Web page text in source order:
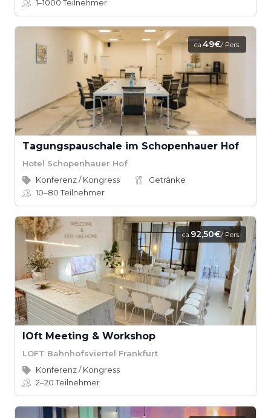
1–1000Teilnehmer
ca.49€/ Pers.
Tagungspauschale im Schopenhauer Hof
Hotel Schopenhauer Hof
Konferenz / Kongress
Getränke
10–80Teilnehmer
ca.92,50€/ Pers.
lOft Meeting & Workshop
LOFT Bahnhofsviertel Frankfurt
Konferenz / Kongress
2–20Teilnehmer